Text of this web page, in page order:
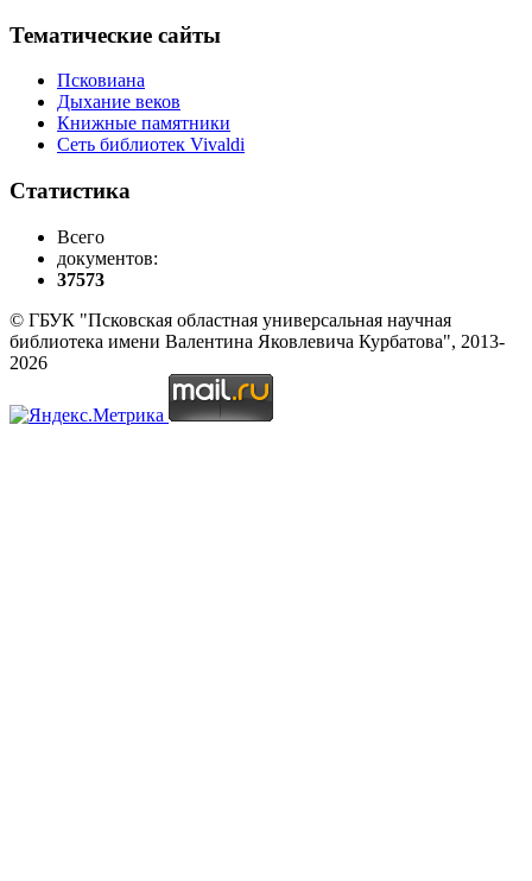
Тематические сайты
Псковиана
Дыхание веков
Книжные памятники
Сеть библиотек Vivaldi
Статистика
Всего
документов:
37573
© ГБУК "Псковская областная универсальная научная
библиотека имени Валентина Яковлевича Курбатова", 2013-
2026